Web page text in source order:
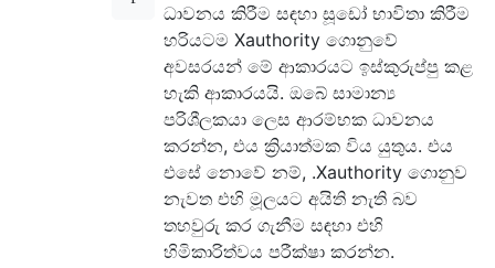
ධාවනය කිරීම සඳහා සූඩෝ භාවිතා කිරීම
හරියටම Xauthority ගොනුවේ
අවසරයන් මේ ආකාරයට ඉස්කුරුප්පු කළ
හැකි ආකාරයයි. ඔබේ සාමාන්‍ය
පරිශීලකයා ලෙස ආරම්භක ධාවනය
කරන්න, එය ක්‍රියාත්මක විය යුතුය. එය
එසේ නොවේ නම්, .Xauthority ගොනුව
නැවත එහි මූලයට අයිති නැති බව
තහවුරු කර ගැනීම සඳහා එහි
හිමිකාරිත්වය පරීක්ෂා කරන්න.